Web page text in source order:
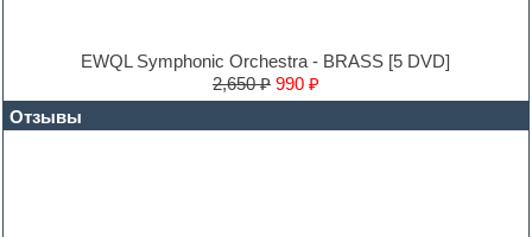
Maschine Expansion
Massive presets
Mastering plug-ins
EWQL Symphonic Orchestra - BRASS [5 DVD]
2,650 ₽ 990 ₽
Отзывы